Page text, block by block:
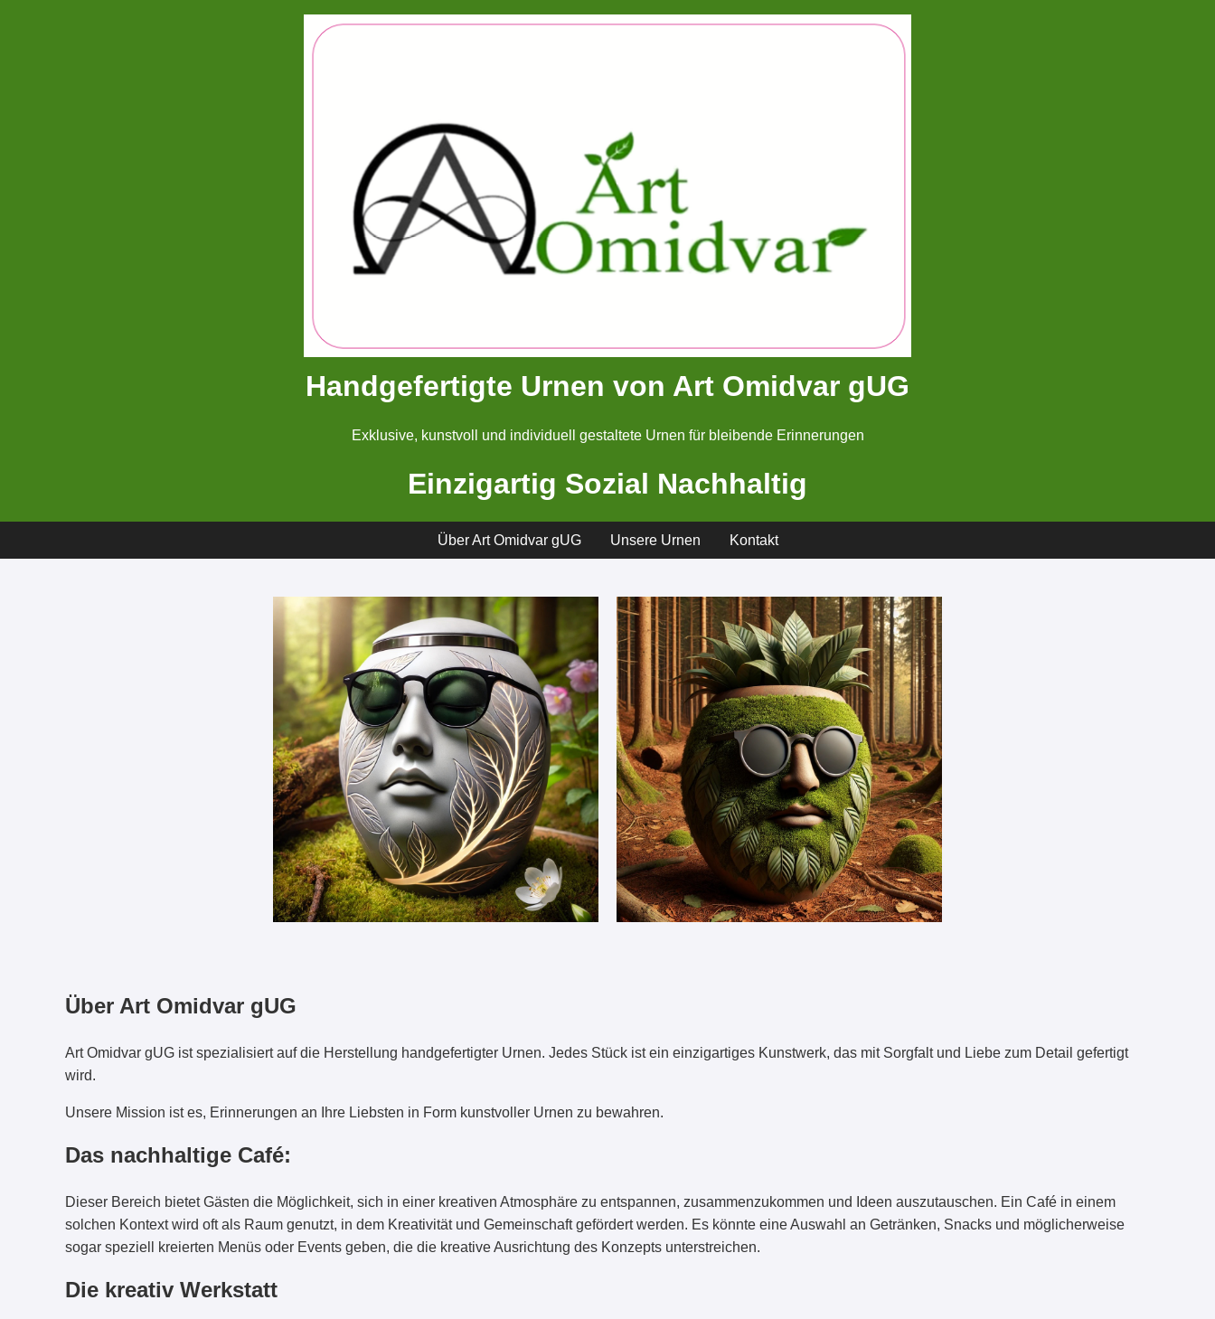
Handgefertigte Urnen von Art Omidvar gUG
Exklusive, kunstvoll und individuell gestaltete Urnen für bleibende Erinnerungen
Einzigartig Sozial Nachhaltig
Über Art Omidvar gUG Unsere Urnen Kontakt
Über Art Omidvar gUG
Art Omidvar gUG ist spezialisiert auf die Herstellung handgefertigter Urnen. Jedes Stück ist ein einzigartiges Kunstwerk, das mit Sorgfalt und Liebe zum Detail gefertigt
wird.
Unsere Mission ist es, Erinnerungen an Ihre Liebsten in Form kunstvoller Urnen zu bewahren.
Das nachhaltige Café:
Dieser Bereich bietet Gästen die Möglichkeit, sich in einer kreativen Atmosphäre zu entspannen, zusammenzukommen und Ideen auszutauschen. Ein Café in einem
solchen Kontext wird oft als Raum genutzt, in dem Kreativität und Gemeinschaft gefördert werden. Es könnte eine Auswahl an Getränken, Snacks und möglicherweise
sogar speziell kreierten Menüs oder Events geben, die die kreative Ausrichtung des Konzepts unterstreichen.
Die kreativ Werkstatt